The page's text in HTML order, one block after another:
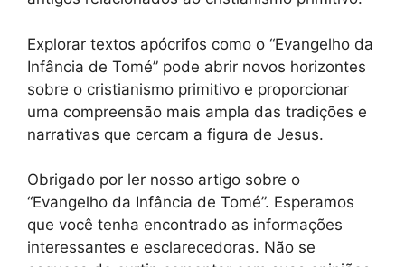
Explorar textos apócrifos como o “Evangelho da
Infância de Tomé” pode abrir novos horizontes
sobre o cristianismo primitivo e proporcionar
uma compreensão mais ampla das tradições e
narrativas que cercam a figura de Jesus.
Obrigado por ler nosso artigo sobre o
“Evangelho da Infância de Tomé”. Esperamos
que você tenha encontrado as informações
interessantes e esclarecedoras. Não se